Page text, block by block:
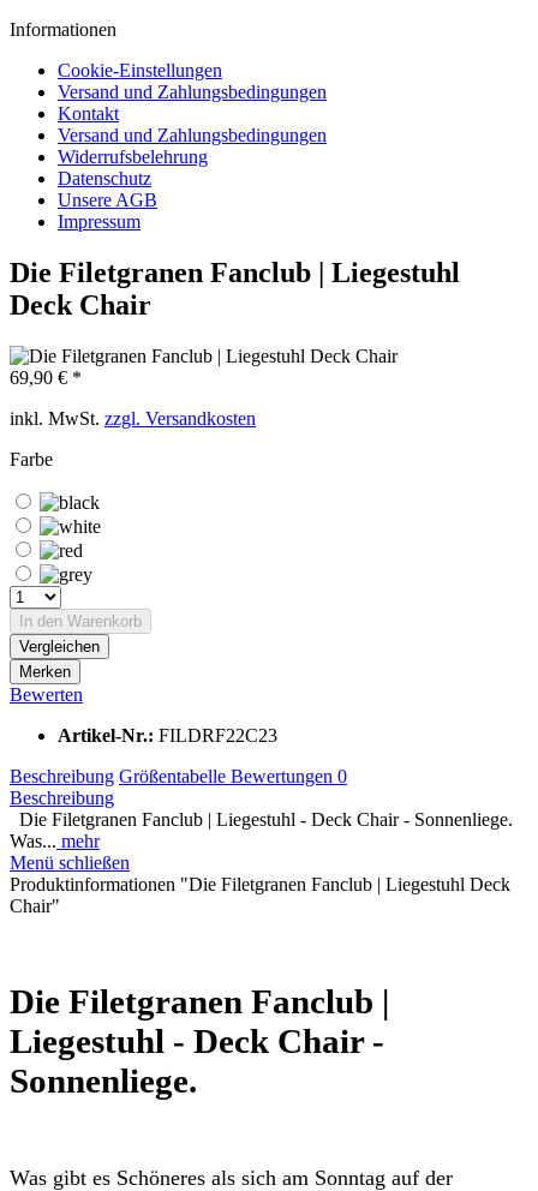
Informationen
Cookie-Einstellungen
Versand und Zahlungsbedingungen
Kontakt
Versand und Zahlungsbedingungen
Widerrufsbelehrung
Datenschutz
Unsere AGB
Impressum
Die Filetgranen Fanclub | Liegestuhl
Deck Chair
69,90 € *
inkl. MwSt. zzgl. Versandkosten
Farbe
In den Warenkorb
Vergleichen
Merken
Bewerten
Artikel-Nr.: FILDRF22C23
Beschreibung Größentabelle Bewertungen 0
Beschreibung
Die Filetgranen Fanclub | Liegestuhl - Deck Chair - Sonnenliege.
Was... mehr
Menü schließen
Produktinformationen "Die Filetgranen Fanclub | Liegestuhl Deck
Chair"
Die Filetgranen Fanclub |
Liegestuhl - Deck Chair -
Sonnenliege.
Was gibt es Schöneres als sich am Sonntag auf der